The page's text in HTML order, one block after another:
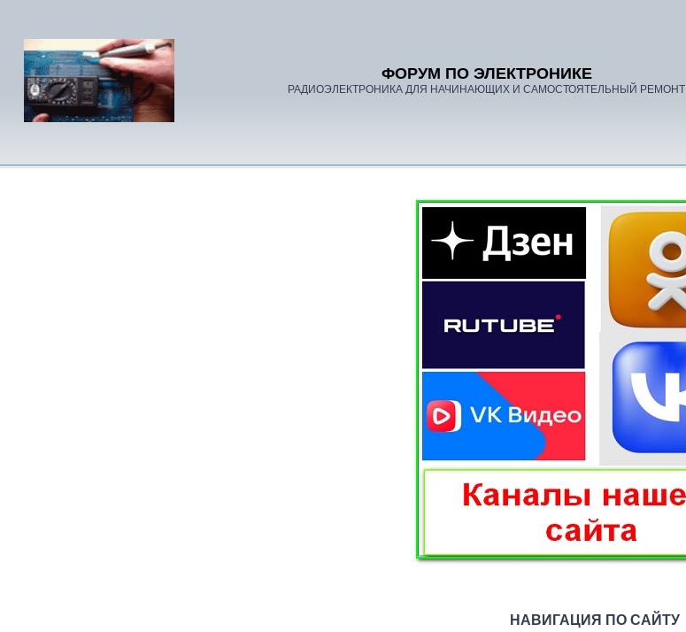
ФОРУМ ПО ЭЛЕКТРОНИКЕ
РАДИОЭЛЕКТРОНИКА ДЛЯ НАЧИНАЮЩИХ И САМОСТОЯТЕЛЬНЫЙ РЕМОНТ
НАВИГАЦИЯ ПО САЙТУ